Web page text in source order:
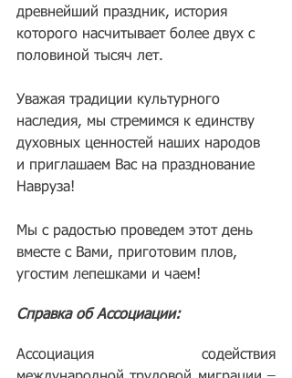
древнейший праздник, история
которого насчитывает более двух с
половиной тысяч лет.
Уважая традиции культурного
наследия, мы стремимся к единству
духовных ценностей наших народов
и приглашаем Вас на празднование
Навруза!
Мы с радостью проведем этот день
вместе с Вами, приготовим плов,
угостим лепешками и чаем!
Справка об Ассоциации:
Ассоциация содействия